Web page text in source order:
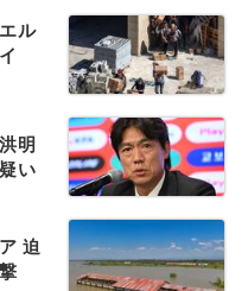
ル
明
い
迫